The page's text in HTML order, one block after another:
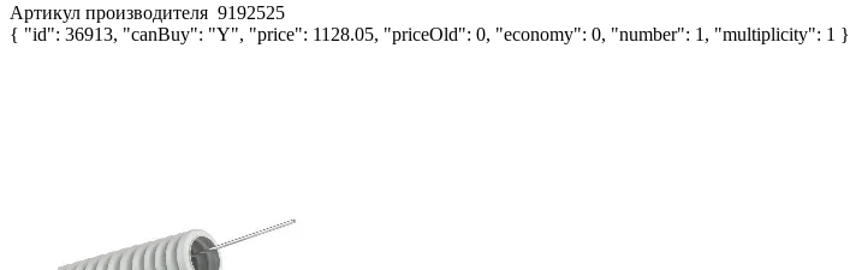
Артикул производителя 9192525
{ "id": 36913, "canBuy": "Y", "price": 1128.05, "priceOld": 0, "economy": 0, "number": 1, "multiplicity": 1 }